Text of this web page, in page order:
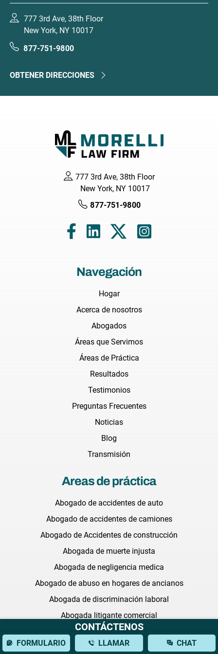
777 3rd Ave, 38th Floor
New York, NY 10017
877-751-9800
OBTENER DIRECCIONES
777 3rd Ave, 38th Floor
New York, NY 10017
877-751-9800
Navegación
Hogar
Acerca de nosotros
Abogados
Áreas que Servimos
Áreas de Práctica
Resultados
Testimonios
Preguntas Frecuentes
Noticias
Blog
Transmisión
Areas de práctica
Abogado de accidentes de auto
Abogado de accidentes de camiones
Abogado de Accidentes de construcción
Abogada de muerte injusta
Abogada de negligencia medica
Abogado de abuso en hogares de ancianos
Abogada de discriminación laboral
Abogada litigante comercial
Abogada de medicamentos defectuosos
Abogada de acoso sexual
CONTÁCTENOS
FORMULARIO LLAMAR CHAT